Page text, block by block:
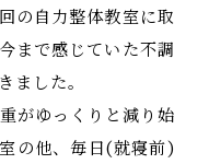
の自力整体教室に取
まで感じていた不調
ました。
がゆっくりと減り始
の他、毎日(就寝前)